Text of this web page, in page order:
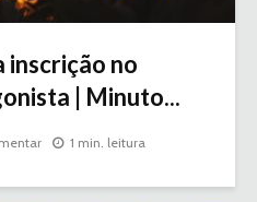
inscrição no
| Minuto...
1 min. leitura